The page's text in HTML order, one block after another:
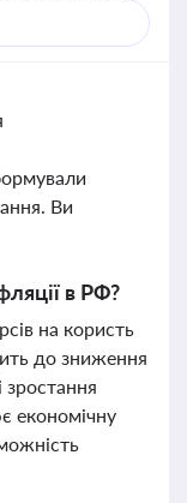
Ви
в РФ?
на користь
до зниження
зростання
економічну